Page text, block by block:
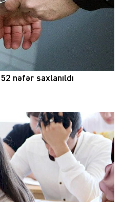
nəfər saxlanıldı